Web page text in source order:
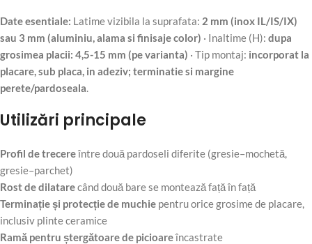
Date esentiale: Latime vizibila la suprafata: 2 mm (inox IL/IS/IX)
sau 3 mm (aluminiu, alama si finisaje color) · Inaltime (H): dupa
grosimea placii: 4,5-15 mm (pe varianta) · Tip montaj: incorporat la
placare, sub placa, in adeziv; terminatie si margine
perete/pardoseala.
Utilizări principale
Profil de trecereîntre două pardoseli diferite (gresie–mochetă,
gresie–parchet)
Rost de dilatarecând două bare se montează față în față
Terminație și protecție de muchie pentru orice grosime de placare,
inclusiv plinte ceramice
Ramă pentru ștergătoare de picioareîncastrate